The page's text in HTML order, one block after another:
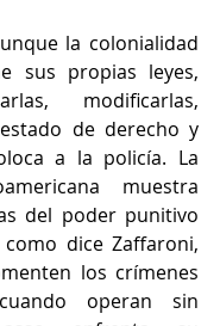
la colonialidad
sus propias leyes,
modificarlas,
de derecho y
a la policía. La
muestra
del poder punitivo
dice Zaffaroni,
los crímenes
operan sin